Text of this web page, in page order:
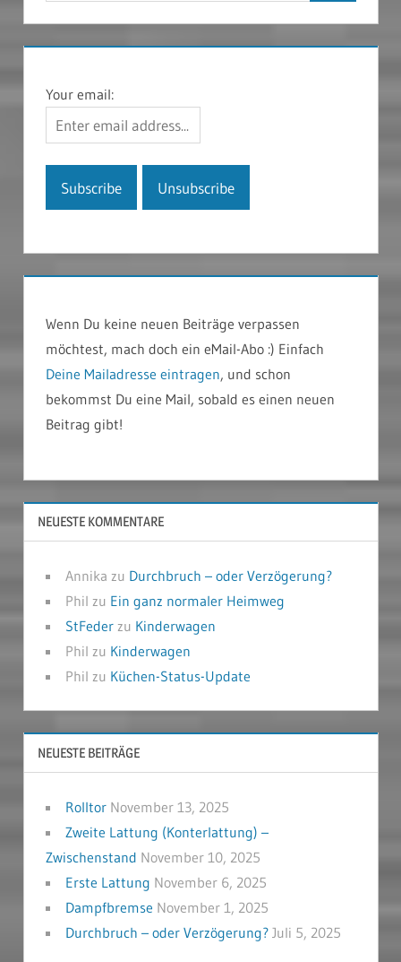
Your email:
Wenn Du keine neuen Beiträge verpassen
möchtest, mach doch ein eMail-Abo :) Einfach
Deine Mailadresse eintragen, und schon
bekommst Du eine Mail, sobald es einen neuen
Beitrag gibt!
NEUESTE KOMMENTARE
Annika zu Durchbruch – oder Verzögerung?
Phil zu Ein ganz normaler Heimweg
StFederzu Kinderwagen
Phil zu Kinderwagen
Phil zu Küchen-Status-Update
NEUESTE BEITRÄGE
Rolltor November 13, 2025
Zweite Lattung (Konterlattung) –
Zwischenstand November 10, 2025
Erste Lattung November 6, 2025
Dampfbremse November 1, 2025
Durchbruch – oder Verzögerung? Juli 5, 2025